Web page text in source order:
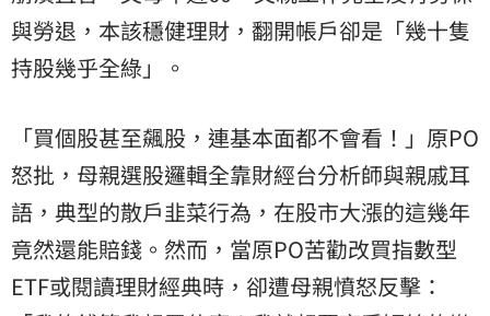
與勞退，本該穩健理財，翻開帳戶卻是「幾十隻
持股幾乎全綠」。
「買個股甚至飆股，連基本面都不會看！」原PO
怒批，母親選股邏輯全靠財經台分析師與親戚耳
語，典型的散戶韭菜行為，在股市大漲的這幾年
竟然還能賠錢。然而，當原PO苦勸改買指數型
ETF或閱讀理財經典時，卻遭母親憤怒反擊：